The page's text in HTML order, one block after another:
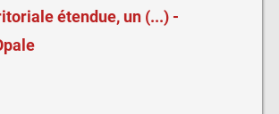
étendue, un (...) -